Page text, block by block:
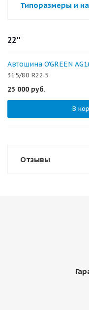
Типоразмеры и
22''
Автошина O'GREEN
315/80 R22.5
23 000 руб.
В
Отзывы